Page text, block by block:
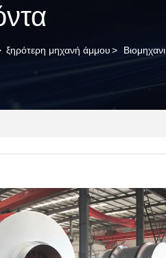
ξηρότερη μηχανή άμμου>